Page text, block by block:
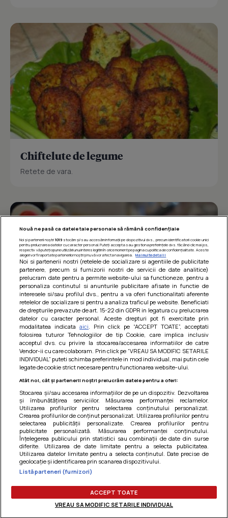
Chiftelute de legume
Retete de vara.
Barcute din vinete cu arpagic rosu
Un deliciu usor de preparat!
Termeni si conditii |
confidentialitate|Gestionați preferințele
Nouă ne pasă ca datele tale personale să rămână confidențiale
Noi și partenerii noștri 1019stocăm și/sau accesăm informații pe dispozitivul dvs., precum identificatorii cookie unici
pentru prelucrarea datelor cu caracter personal. Puteți accepta sau gestiona preferințele dvs. făcând clic mai jos,
respectiv vă puteți opune utilizării unui interes legitim în orice moment pe pagina cu politica de confidențialitate. Aceste
alegeri vor fi raportate partenerilor noștri și nu vă vor afecta navigarea.
Mai multe detalii
Noi si partenerii nostri (retelele de socializare si agentiile de publicitate
partenere, precum si furnizorii nostri de servicii de date analitice)
prelucram date pentru a permite website-ului sa functioneze, pentru a
personaliza continutul si anunturile publicitare afisate in functie de
interesele si/sau profilul dvs., pentru a va oferi functionalitati aferente
retelelor de socializare si pentru a analiza traficul pe website. Beneficiati
de drepturile prevazute de art. 15-22 din GDPR in legatura cu prelucrarea
datelor cu caracter personal. Aceste drepturi pot fi exercitate prin
modalitatea indicataaici . Prin click pe “ACCEPT TOATE”, acceptati
folosirea tuturor Tehnologiilor de tip Cookie, care implica inclusiv
acceptul dvs. cu privire la stocarea/accesarea informatiilor de catre
Vendor-ii cu care colaboram. Prin click pe “VREAU SA MODIFIC SETARILE
INDIVIDUAL” puteti schimba preferintele in mod individual, mai putin cele
legate de cookie strict necesare pentru functionarea website-ului.
Atât noi, cât și partenerii noștri prelucrăm datele pentru a oferi:
Stocarea și/sau accesarea informațiilor de pe un dispozitiv. Dezvoltarea
și îmbunătățirea serviciilor. Măsurarea performanței reclamelor.
Utilizarea profilurilor pentru selectarea conținutului personalizat.
Crearea profilurilor de conținut personalizat. Utilizarea profilurilor pentru
selectarea publicității personalizate. Crearea profilurilor pentru
publicitate personalizată. Măsurarea performanței conținutului.
Înțelegerea publicului prin statistici sau combinații de date din surse
diferite. Utilizarea de date limitate pentru a selecta publicitatea.
Utilizarea datelor limitate pentru a selecta conținutul. Date precise de
geolocație și identificarea prin scanarea dispozitivului.
Listă parteneri (furnizori)
ACCEPT TOATE
VREAU SA MODIFIC SETARILE INDIVIDUAL